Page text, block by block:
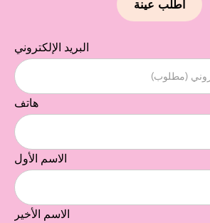
اطلب عينة
البريد الإلكتروني
هاتف
الاسم الأول
الاسم الأخير